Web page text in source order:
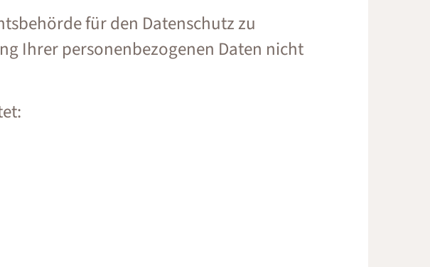
für den Datenschutz zu
Ihrer personenbezogenen Daten nicht